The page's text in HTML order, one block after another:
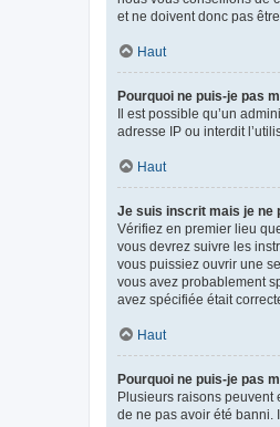
et ne doivent donc pas
Haut
Pourquoi ne puis-je pas
Il est possible qu’un
adresse IP ou interdit
Haut
Je suis inscrit mais je ne
Vérifiez en premier lieu
vous devrez suivre les
vous puissiez ouvrir une
vous avez probablement
avez spécifiée était
Haut
Pourquoi ne puis-je pas
Plusieurs raisons peuvent
de ne pas avoir été banni.